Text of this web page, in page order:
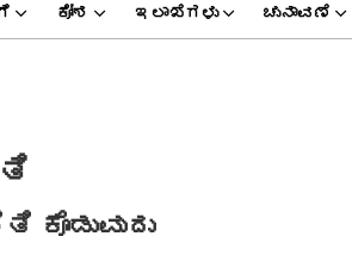
ಕೋಶ ಇಲಾಖೆಗಳು ಚುನಾವಣೆ